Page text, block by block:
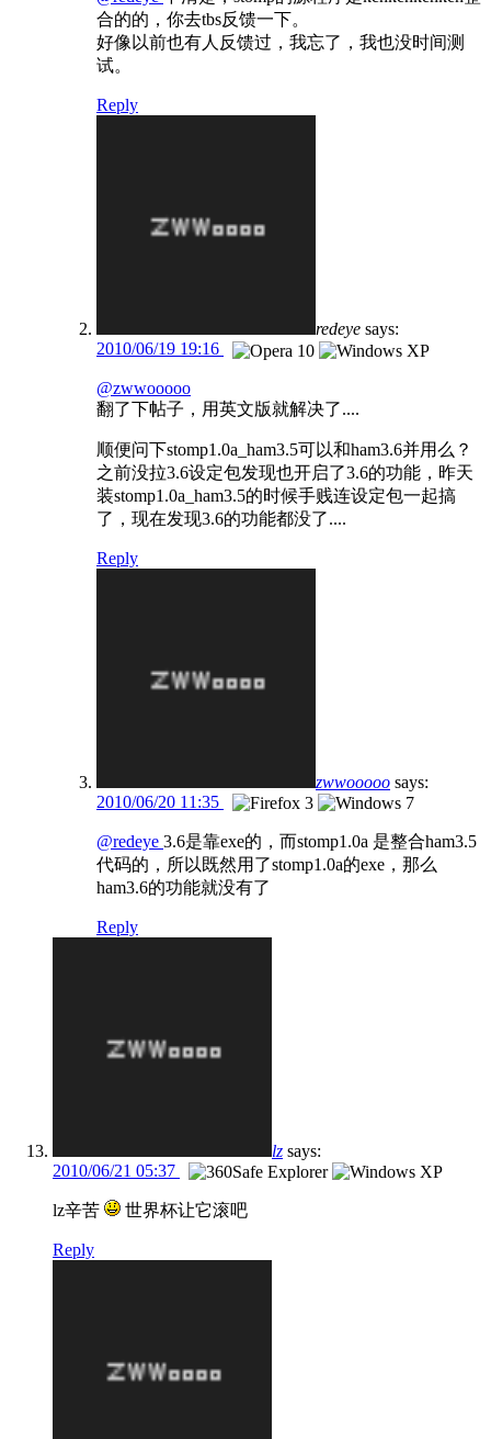
合的的，你去tbs反馈一下。
好像以前也有人反馈过，我忘了，我也没时间测
试。
Reply
redeye says:
2010/06/19 19:16
@zwwooooo
翻了下帖子，用英文版就解决了....
顺便问下stomp1.0a_ham3.5可以和ham3.6并用么？
之前没拉3.6设定包发现也开启了3.6的功能，昨天
装stomp1.0a_ham3.5的时候手贱连设定包一起搞
了，现在发现3.6的功能都没了....
Reply
zwwooooo says:
2010/06/20 11:35
@redeye 3.6是靠exe的，而stomp1.0a 是整合ham3.5
代码的，所以既然用了stomp1.0a的exe，那么
ham3.6的功能就没有了
Reply
lz says:
2010/06/21 05:37
lz辛苦 世界杯让它滚吧
Reply